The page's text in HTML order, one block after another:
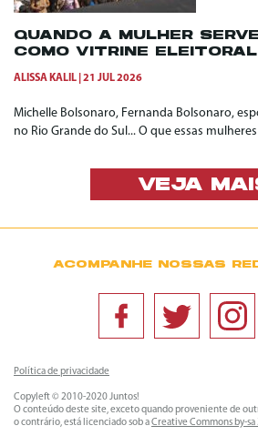
QUANDO A MULHER
COMO VITRINE ELEITORAL
ALISSA KALIL 21 JUL 2026
Michelle Bolsonaro, Fernanda Bolsonaro,
no Rio Grande do Sul... O que essas
VEJA
ACOMPANHE NOSSAS
Política de privacidade
Copyleft © 2010-2020 Juntos!
O conteúdo deste site, exceto quando proveniente de
o contrário, está licenciado sob aCreative Commons by-sa